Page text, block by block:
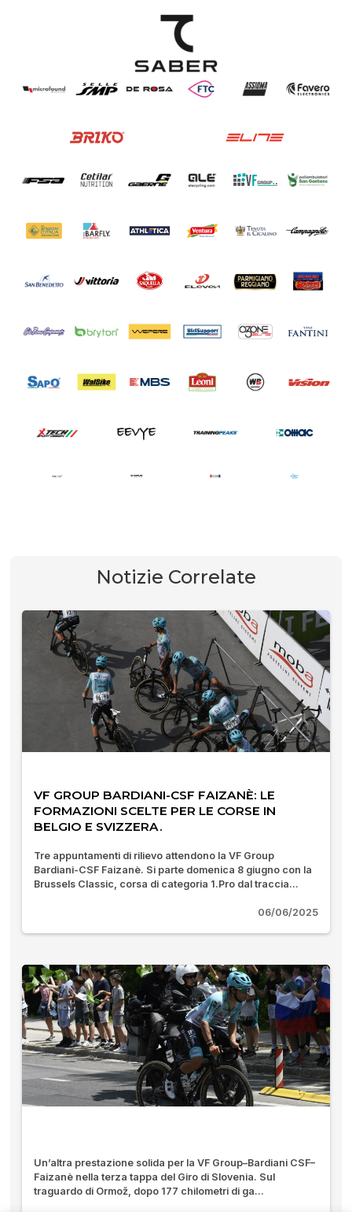
Notizie Correlate
VF GROUP BARDIANI-CSF FAIZANÈ: LE
FORMAZIONI SCELTE PER LE CORSE IN
BELGIO E SVIZZERA.
Tre appuntamenti di rilievo attendono la VF Group
Bardiani-CSF Faizanè. Si parte domenica 8 giugno con la
Brussels Classic, corsa di categoria 1.Pro dal traccia...
06/06/2025
Un’altra prestazione solida per la VF Group–Bardiani CSF–
Faizanè nella terza tappa del Giro di Slovenia. Sul
traguardo di Ormož, dopo 177 chilometri di ga...